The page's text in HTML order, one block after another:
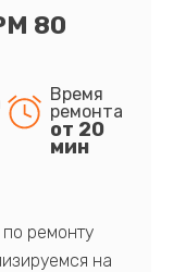
80
Время
ремонта
от 20
мин
ремонту
на